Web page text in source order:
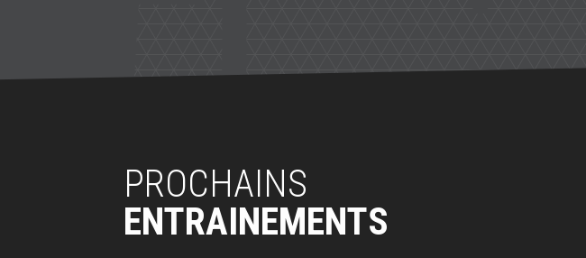
PROCHAINS
ENTRAINEMENTS